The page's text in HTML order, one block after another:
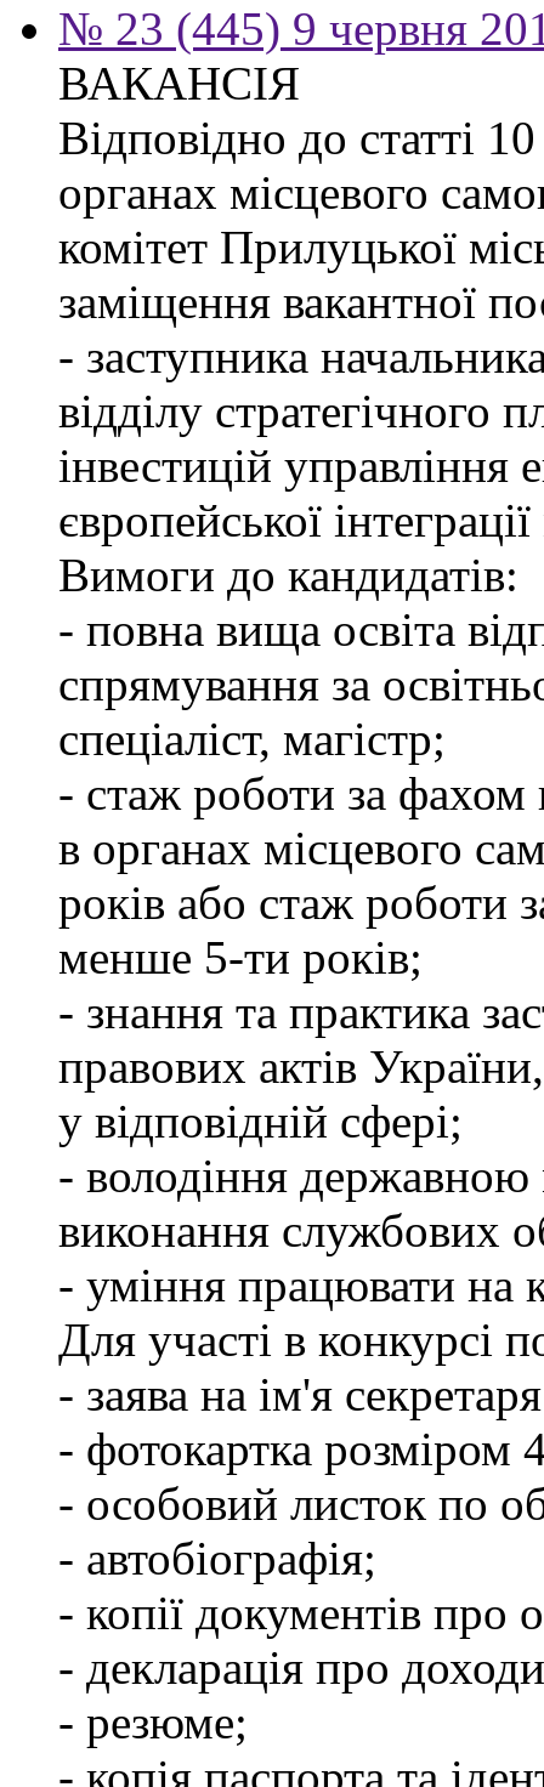
№ 23 (445) 9 червня
ВАКАНСІЯ
Відповідно до статті
органах місцевого
комітет Прилуцької
заміщення вакантної
- заступника
відділу стратегічного
інвестицій управління
європейської
Вимоги до кандидатів:
- повна вища освіта
спрямування за
спеціаліст, магістр;
- стаж роботи за фахом
в органах місцевого
років або стаж роботи
менше 5-ти років;
- знання та практика
правових актів
у відповідній сфері;
- володіння державною
виконання службових
- уміння працювати на
Для участі в конкурсі
- заява на ім'я
- фотокартка розміром
- особовий листок по
- автобіографія;
- копії документів про
- декларація про
- резюме;
- копія паспорта та